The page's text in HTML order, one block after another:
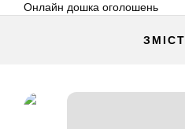
Онлайн дошка оголошень
ЗМІСТ